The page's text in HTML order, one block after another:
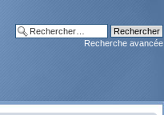
Recherche avancée